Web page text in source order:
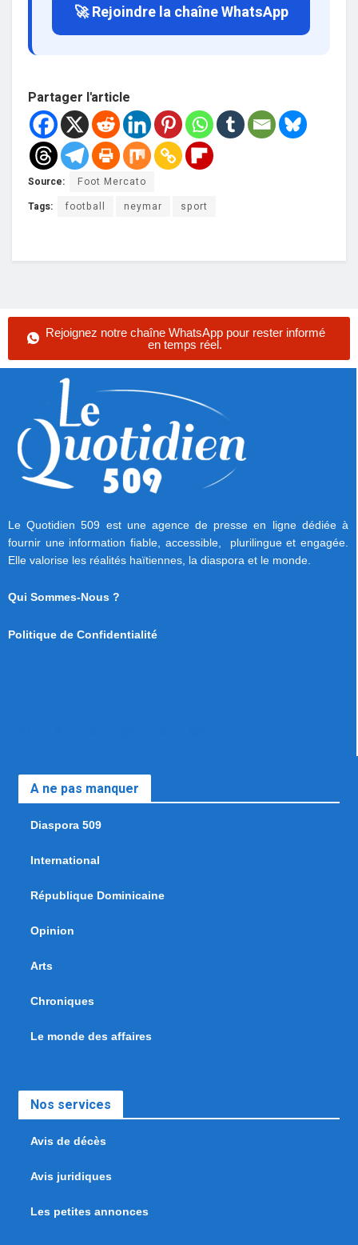
🚀 Rejoindre la chaîne WhatsApp
Partager l'article
Source:
Foot Mercato
Tags:
football neymar sport
Rejoignez notre chaîne WhatsApp pour rester informé
en temps réel.
Le Quotidien 509 est une agence de presse en ligne dédiée à
fournir une information fiable, accessible, plurilingue et engagée.
Elle valorise les réalités haïtiennes, la diaspora et le monde.
Qui Sommes-Nous ?
Politique de Confidentialité
A ne pas manquer
Diaspora 509
International
République Dominicaine
Opinion
Arts
Chroniques
Le monde des affaires
Nos services
Avis de décès
Avis juridiques
Les petites annonces